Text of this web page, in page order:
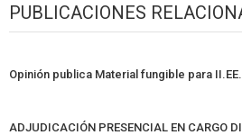
PUBLICACIONES
Opinión publica Material fungible para
ADJUDICACIÓN PRESENCIAL EN CARGO